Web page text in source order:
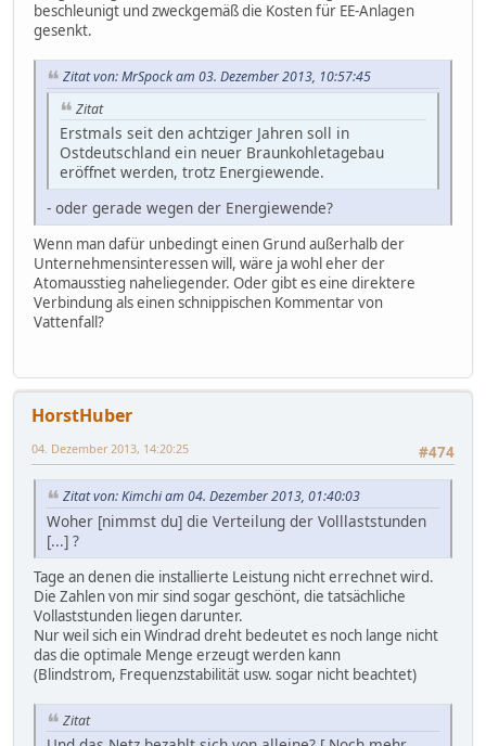
beschleunigt und zweckgemäß die Kosten für EE-Anlagen
gesenkt.
Zitat von: MrSpock am 03. Dezember 2013, 10:57:45
Zitat
Erstmals seit den achtziger Jahren soll in
Ostdeutschland ein neuer Braunkohletagebau
eröffnet werden, trotz Energiewende.
- oder gerade wegen der Energiewende?
Wenn man dafür unbedingt einen Grund außerhalb der
Unternehmensinteressen will, wäre ja wohl eher der
Atomausstieg naheliegender. Oder gibt es eine direktere
Verbindung als einen schnippischen Kommentar von
Vattenfall?
HorstHuber
#474
04. Dezember 2013, 14:20:25
Zitat von: Kimchi am 04. Dezember 2013, 01:40:03
Woher [nimmst du] die Verteilung der Volllaststunden
[...] ?
Tage an denen die installierte Leistung nicht errechnet wird.
Die Zahlen von mir sind sogar geschönt, die tatsächliche
Vollaststunden liegen darunter.
Nur weil sich ein Windrad dreht bedeutet es noch lange nicht
das die optimale Menge erzeugt werden kann
(Blindstrom, Frequenzstabilität usw. sogar nicht beachtet)
Zitat